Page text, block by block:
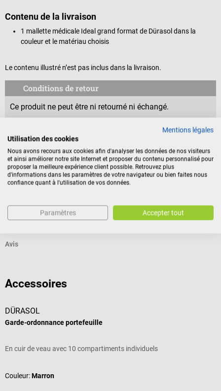
Contenu de la livraison
1 mallette médicale Ideal grand format de Dürasol dans la
couleur et le matériau choisis
Le contenu illustré n’est pas inclus dans la livraison.
Conditions de retour
Ce produit ne peut être ni retourné ni échangé.
Le droit de rétractation du consommateur ne s’applique
pas aux produits scellés puisque ceux-ci ne peuvent être
retournés pour des raisons d’hygiène ou de protection de
la santé, dès lors que leur sceau a été ouvert après la
livraison.
Identification du produit
Avis
Accessoires
DÜRASOL
Garde-ordonnance portefeuille
En cuir de veau avec 10 compartiments individuels
Couleur:Marron
Mentions légales
Utilisation des cookies
Nous avons recours aux cookies afin d'analyser les données de nos visiteurs
et ainsi améliorer notre site Internet et proposer du contenu personnalisé pour
proposer la meilleure expérience client possible. Retrouvez plus
d'informations dans les paramètres de votre navigateur ou bien faites nous
confiance quant à l'utilisation de vos données.
Paramètres Accepter tout